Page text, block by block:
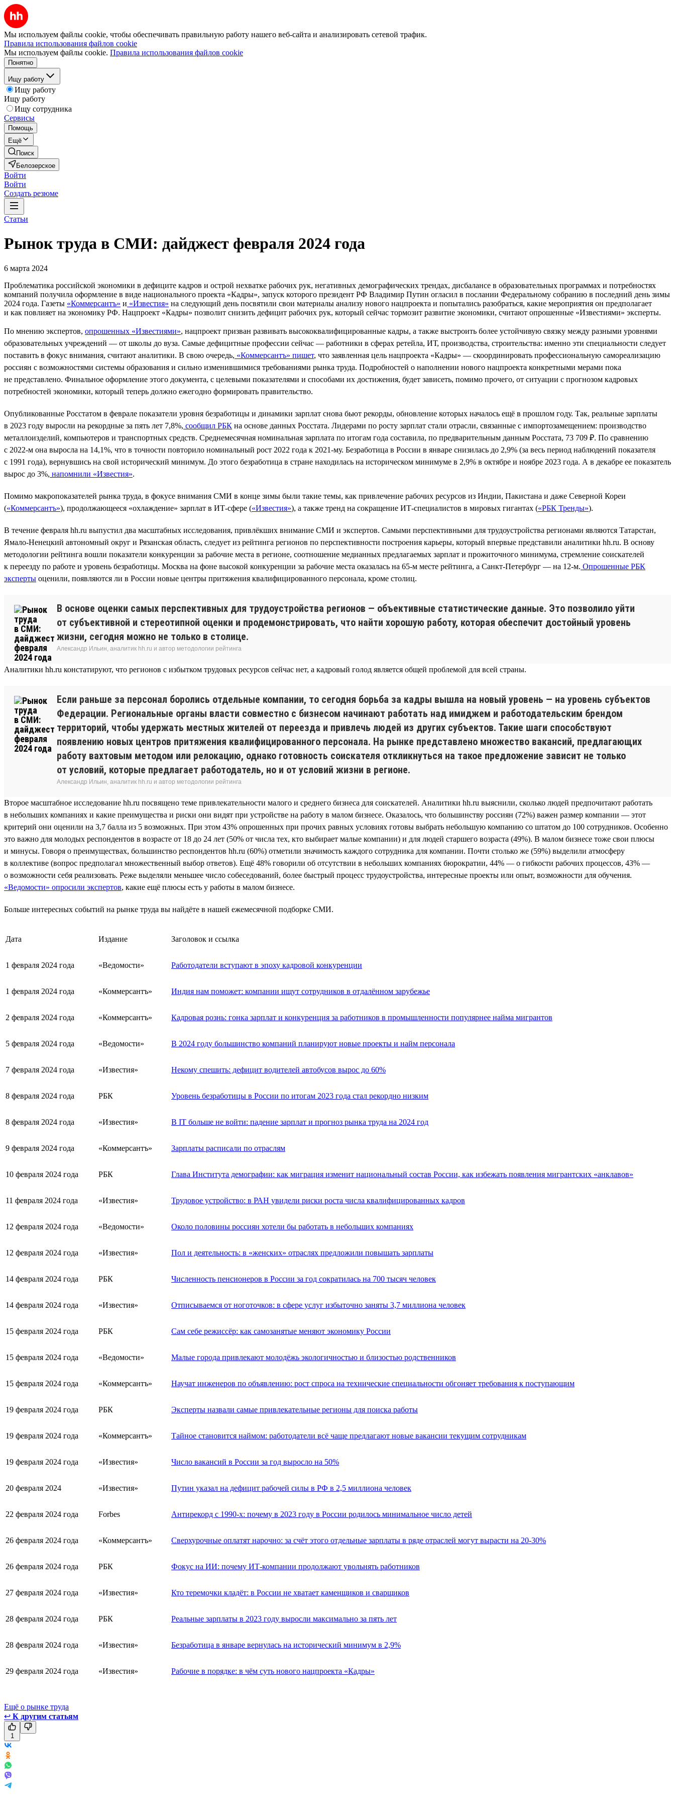
Мы используем файлы cookie, чтобы обеспечивать правильную работу нашего веб-сайта и анализировать сетевой трафик.
Правила использования файлов cookie
Мы используем файлы cookie. Правила использования файлов cookie
Понятно
Ищу работу
Ищу работу
Ищу работу
Ищу сотрудника
Сервисы
Помощь
Ещё
Поиск
Белозерское
Войти
Войти
Создать резюме
Статьи
Рынок труда в СМИ: дайджест февраля 2024 года
6 марта 2024
Проблематика российской экономики в дефиците кадров и острой нехватке рабочих рук, негативных демографических трендах, дисбалансе в образовательных программах и потребностях
компаний получила оформление в виде национального проекта «Кадры», запуск которого президент РФ Владимир Путин огласил в послании Федеральному собранию в последний день зимы
2024 года. Газеты «Коммерсантъ» и «Известия» на следующий день посвятили свои материалы анализу нового нацпроекта и попытались разобраться, какие мероприятия он предполагает
и как повлияет на экономику РФ. Нацпроект «Кадры» позволит снизить дефицит рабочих рук, который сейчас тормозит развитие экономики, считают опрошенные «Известиями» эксперты.
По мнению экспертов, опрошенных «Известиями», нацпроект призван развивать высококвалифицированные кадры, а также выстроить более устойчивую связку между разными уровнями
образовательных учреждений — от школы до вуза. Самые дефицитные профессии сейчас — работники в сферах ретейла, ИТ, производства, строительства: именно эти специальности следует
поставить в фокус внимания, считают аналитики. В свою очередь, «Коммерсантъ» пишет, что заявленная цель нацпроекта «Кадры» — скоординировать профессиональную самореализацию
россиян с возможностями системы образования и сильно изменившимися требованиями рынка труда. Подробностей о наполнении нового нацпроекта конкретными мерами пока
не представлено. Финальное оформление этого документа, с целевыми показателями и способами их достижения, будет зависеть, помимо прочего, от ситуации с прогнозом кадровых
потребностей экономики, который теперь должно ежегодно формировать правительство.
Опубликованные Росстатом в феврале показатели уровня безработицы и динамики зарплат снова бьют рекорды, обновление которых началось ещё в прошлом году. Так, реальные зарплаты
в 2023 году выросли на рекордные за пять лет 7,8%, сообщил РБК на основе данных Росстата. Лидерами по росту зарплат стали отрасли, связанные с импортозамещением: производство
металлоизделий, компьютеров и транспортных средств. Среднемесячная номинальная зарплата по итогам года составила, по предварительным данным Росстата, 73 709 ₽. По сравнению
с 2022-м она выросла на 14,1%, что в точности повторило номинальный рост 2022 года к 2021-му. Безработица в России в январе снизилась до 2,9% (за весь период наблюдений показателя
с 1991 года), вернувшись на свой исторический минимум. До этого безработица в стране находилась на историческом минимуме в 2,9% в октябре и ноябре 2023 года. А в декабре ее показатель
вырос до 3%, напомнили «Известия».
Помимо макропоказателей рынка труда, в фокусе внимания СМИ в конце зимы были такие темы, как привлечение рабочих ресурсов из Индии, Пакистана и даже Северной Кореи
(«Коммерсантъ»), продолжающееся «охлаждение» зарплат в ИТ-сфере («Известия»), а также тренд на сокращение ИТ-специалистов в мировых гигантах («РБК Тренды»).
В течение февраля hh.ru выпустил два масштабных исследования, привлёкших внимание СМИ и экспертов. Самыми перспективными для трудоустройства регионами являются Татарстан,
Ямало-Ненецкий автономный округ и Рязанская область, следует из рейтинга регионов по перспективности построения карьеры, который впервые представили аналитики hh.ru. В основу
методологии рейтинга вошли показатели конкуренции за рабочие места в регионе, соотношение медианных предлагаемых зарплат и прожиточного минимума, стремление соискателей
к переезду по работе и уровень безработицы. Москва на фоне высокой конкуренции за рабочие места оказалась на 65-м месте рейтинга, а Санкт-Петербург — на 12-м. Опрошенные РБК
эксперты оценили, появляются ли в России новые центры притяжения квалифицированного персонала, кроме столиц.
В основе оценки самых перспективных для трудоустройства регионов — объективные статистические данные. Это позволило уйти
от субъективной и стереотипной оценки и продемонстрировать, что найти хорошую работу, которая обеспечит достойный уровень
жизни, сегодня можно не только в столице.
Александр Ильин, аналитик hh.ru и автор методологии рейтинга
Аналитики hh.ru констатируют, что регионов с избытком трудовых ресурсов сейчас нет, а кадровый голод является общей проблемой для всей страны.
Если раньше за персонал боролись отдельные компании, то сегодня борьба за кадры вышла на новый уровень — на уровень субъектов
Федерации. Региональные органы власти совместно с бизнесом начинают работать над имиджем и работодательским брендом
территорий, чтобы удержать местных жителей от переезда и привлечь людей из других субъектов. Такие шаги способствуют
появлению новых центров притяжения квалифицированного персонала. На рынке представлено множество вакансий, предлагающих
работу вахтовым методом или релокацию, однако готовность соискателя откликнуться на такое предложение зависит не только
от условий, которые предлагает работодатель, но и от условий жизни в регионе.
Александр Ильин, аналитик hh.ru и автор методологии рейтинга
Второе масштабное исследование hh.ru посвящено теме привлекательности малого и среднего бизнеса для соискателей. Аналитики hh.ru выяснили, сколько людей предпочитают работать
в небольших компаниях и какие преимущества и риски они видят при устройстве на работу в малом бизнесе. Оказалось, что большинству россиян (72%) важен размер компании — этот
критерий они оценили на 3,7 балла из 5 возможных. При этом 43% опрошенных при прочих равных условиях готовы выбрать небольшую компанию со штатом до 100 сотрудников. Особенно
это важно для молодых респондентов в возрасте от 18 до 24 лет (50% от числа тех, кто выбирает малые компании) и для людей старшего возраста (49%). В малом бизнесе тоже свои плюсы
и минусы. Говоря о преимуществах, большинство респондентов hh.ru (60%) отметили значимость каждого сотрудника для компании. Почти столько же (59%) выделили атмосферу
в коллективе (вопрос предполагал множественный выбор ответов). Ещё 48% говорили об отсутствии в небольших компаниях бюрократии, 44% — о гибкости рабочих процессов, 43% —
о возможности себя реализовать. Реже выделяли меньшее число собеседований, более быстрый процесс трудоустройства, интересные проекты или опыт, возможности для обучения.
«Ведомости» опросили экспертов, какие ещё плюсы есть у работы в малом бизнесе.
Больше интересных событий на рынке труда вы найдёте в нашей ежемесячной подборке СМИ.
Дата Издание Заголовок и ссылка
1 февраля 2024 года «Ведомости» Работодатели вступают в эпоху кадровой конкуренции
1 февраля 2024 года «Коммерсантъ» Индия нам поможет: компании ищут сотрудников в отдалённом зарубежье
2 февраля 2024 года «Коммерсантъ» Кадровая рознь: гонка зарплат и конкуренция за работников в промышленности популярнее найма мигрантов
5 февраля 2024 года «Ведомости» В 2024 году большинство компаний планируют новые проекты и найм персонала
7 февраля 2024 года «Известия» Некому спешить: дефицит водителей автобусов вырос до 60%
8 февраля 2024 года РБК Уровень безработицы в России по итогам 2023 года стал рекордно низким
8 февраля 2024 года «Известия» В IT больше не войти: падение зарплат и прогноз рынка труда на 2024 год
9 февраля 2024 года «Коммерсантъ» Зарплаты расписали по отраслям
10 февраля 2024 года РБК Глава Института демографии: как миграция изменит национальный состав России, как избежать появления мигрантских «анклавов»
11 февраля 2024 года «Известия» Трудовое устройство: в РАН увидели риски роста числа квалифицированных кадров
12 февраля 2024 года «Ведомости» Около половины россиян хотели бы работать в небольших компаниях
12 февраля 2024 года «Известия» Пол и деятельность: в «женских» отраслях предложили повышать зарплаты
14 февраля 2024 года РБК Численность пенсионеров в России за год сократилась на 700 тысяч человек
14 февраля 2024 года «Известия» Отписываемся от ноготочков: в сфере услуг избыточно заняты 3,7 миллиона человек
15 февраля 2024 года РБК Сам себе режиссёр: как самозанятые меняют экономику России
15 февраля 2024 года «Ведомости» Малые города привлекают молодёжь экологичностью и близостью родственников
15 февраля 2024 года «Коммерсантъ» Научат инженеров по объявлению: рост спроса на технические специальности обгоняет требования к поступающим
19 февраля 2024 года РБК Эксперты назвали самые привлекательные регионы для поиска работы
19 февраля 2024 года «Коммерсантъ» Тайное становится наймом: работодатели всё чаще предлагают новые вакансии текущим сотрудникам
19 февраля 2024 года «Известия» Число вакансий в России за год выросло на 50%
20 февраля 2024 «Известия» Путин указал на дефицит рабочей силы в РФ в 2,5 миллиона человек
22 февраля 2024 года Forbes Антирекорд с 1990-х: почему в 2023 году в России родилось минимальное число детей
26 февраля 2024 года «Коммерсантъ» Сверхурочные оплатят нарочно: за счёт этого отдельные зарплаты в ряде отраслей могут вырасти на 20-30%
26 февраля 2024 года РБК Фокус на ИИ: почему ИТ-компании продолжают увольнять работников
27 февраля 2024 года «Известия» Кто теремочки кладёт: в России не хватает каменщиков и сварщиков
28 февраля 2024 года РБК Реальные зарплаты в 2023 году выросли максимально за пять лет
28 февраля 2024 года «Известия» Безработица в январе вернулась на исторический минимум в 2,9%
29 февраля 2024 года «Известия» Рабочие в порядке: в чём суть нового нацпроекта «Кадры»
Ещё о рынке труда
↩ К другим статьям
1